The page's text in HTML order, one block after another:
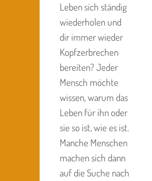
Leben sich ständig
wiederholen und
dir immer wieder
Kopfzerbrechen
bereiten? Jeder
Mensch möchte
wissen, warum das
Leben für ihn oder
sie so ist, wie es ist.
Manche Menschen
machen sich dann
auf die Suche nach